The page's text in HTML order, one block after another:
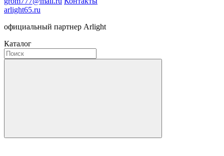
arlight65.ru
официальный партнер Arlight
Каталог